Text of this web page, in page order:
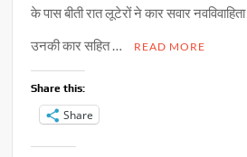
के पास बीती रात लूटेरों ने कार सवार
उनकी कार सहित …
READ MORE
Share this:
Share